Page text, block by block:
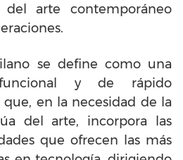
arte contemporáneo
se define como una
y de rápido
en la necesidad de la
del arte, incorpora las
que ofrecen las más